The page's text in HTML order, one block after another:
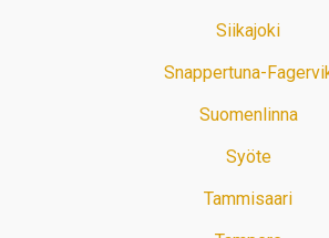
Siikajoki
Snappertuna-
Suomenlinna
Syöte
Tammisaari